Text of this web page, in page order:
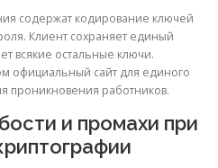
содержат кодирование ключей
Клиент сохраняет единый
всякие остальные ключи.
официальный сайт для единого
проникновения работников.
и промахи при